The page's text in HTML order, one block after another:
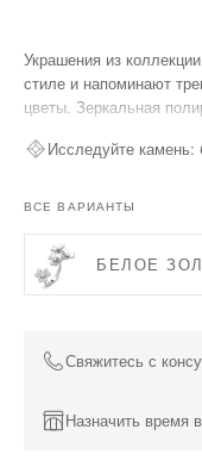
Украшения из
стиле и напоминают
цветы. Зеркальная
Кольцо на два пальца
Исследуйте камень:
ВСЕ ВАРИАНТЫ
БЕЛОЕ
Свяжитесь с
Назначить время